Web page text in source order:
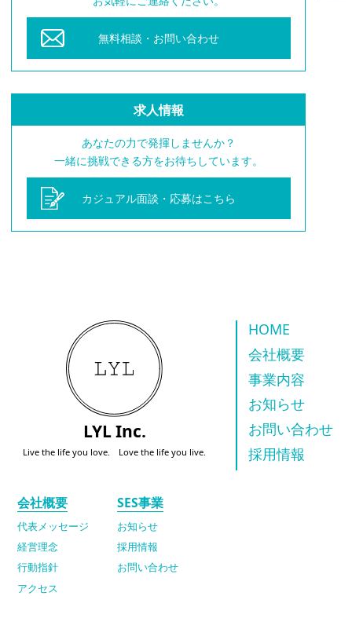
無料相談・お問い合わせ
求人情報
あなたの力で発揮しませんか？
一緒に挑戦できる方をお待ちしています。
カジュアル面談・応募はこちら
LYL Inc.
Live the life you love. Love the life you live.
HOME
会社概要
事業内容
お知らせ
お問い合わせ
採用情報
会社概要
代表メッセージ
経営理念
行動指針
アクセス
SES事業
お知らせ
採用情報
お問い合わせ